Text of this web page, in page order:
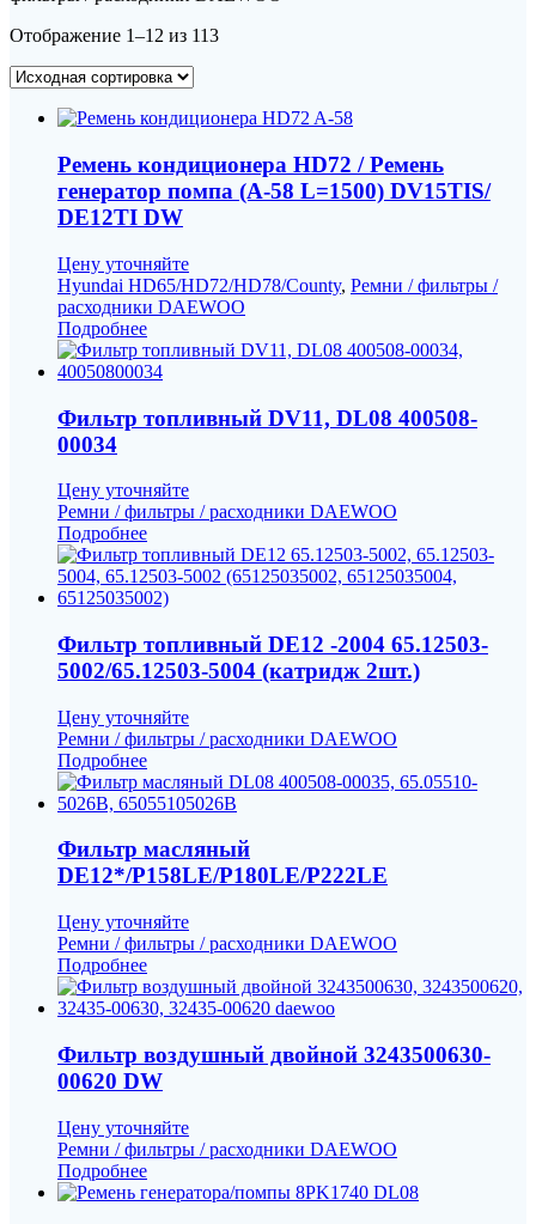
Отображение 1–12 из 113
Ремень кондиционера HD72 / Ремень
генератор помпа (A-58 L=1500) DV15TIS/
DE12TI DW
Цену уточняйте
Hyundai HD65/HD72/HD78/County, Ремни / фильтры /
расходники DAEWOO
Подробнее
Фильтр топливный DV11, DL08 400508-
00034
Цену уточняйте
Ремни / фильтры / расходники DAEWOO
Подробнее
Фильтр топливный DE12 -2004 65.12503-
5002/65.12503-5004 (катридж 2шт.)
Цену уточняйте
Ремни / фильтры / расходники DAEWOO
Подробнее
Фильтр масляный
DE12*/P158LE/P180LE/P222LE
Цену уточняйте
Ремни / фильтры / расходники DAEWOO
Подробнее
Фильтр воздушный двойной 3243500630-
00620 DW
Цену уточняйте
Ремни / фильтры / расходники DAEWOO
Подробнее